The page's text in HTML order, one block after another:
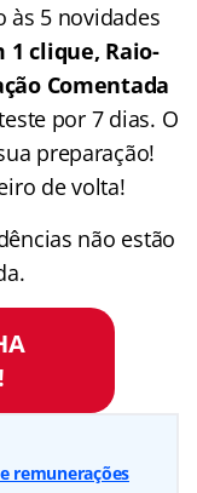
às 5 novidades
1 clique, Raio-
Comentada
por 7 dias. O
preparação!
de volta!
não estão
remunerações